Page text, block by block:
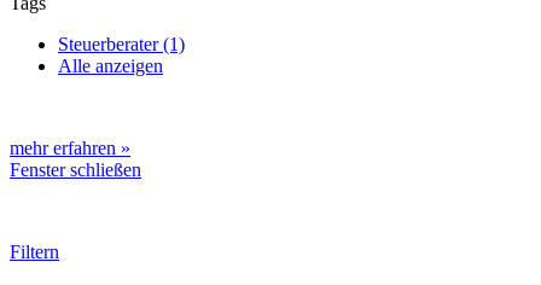
Steuerberater (1)
Alle anzeigen
mehr erfahren »
Fenster schließen
Filtern